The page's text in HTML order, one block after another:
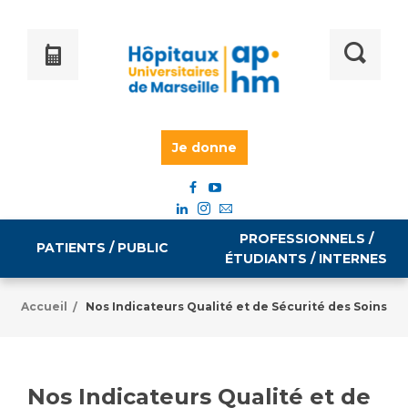
Je donne
PATIENTS / PUBLIC
PROFESSIONNELS /
ÉTUDIANTS / INTERNES
Emploi / formation
Accueil / Nos Indicateurs Qualité et de Sécurité des Soins
Nos Indicateurs Qualité et de